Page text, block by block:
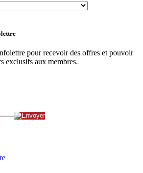
pour recevoir des offres et pouvoir
exclusifs aux membres.